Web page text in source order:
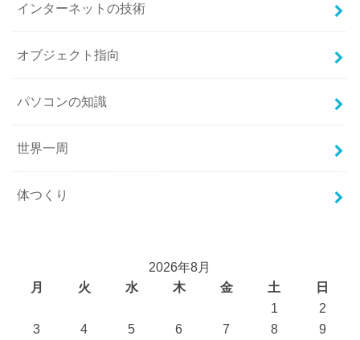
インターネットの技術
オブジェクト指向
パソコンの知識
世界一周
体つくり
2026年8月
月
火 水 木 金 土
日
1
2
3
4 5 6 7 8 9